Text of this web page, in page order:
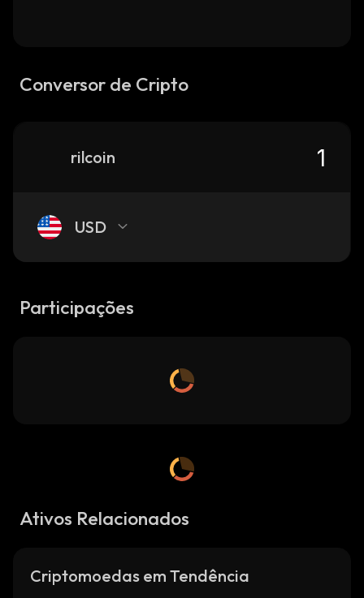
Conversor de Cripto
rilcoin
USD
Participações
Ativos Relacionados
Criptomoedas em Tendência